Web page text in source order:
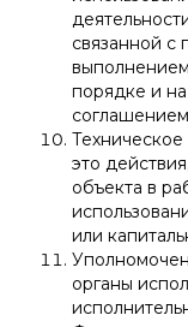
связанной с
порядке и
это
объекта в
или
органы